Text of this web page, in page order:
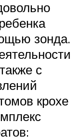
зонда.
с
крохе